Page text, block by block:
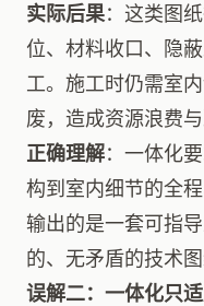
实际后果：这类图
位、材料收口、隐
工。施工时仍需室
废，造成资源浪费与
正确理解：一体化
构到室内细节的全
输出的是一套可指
的、无矛盾的技术图
误解二：一体化只